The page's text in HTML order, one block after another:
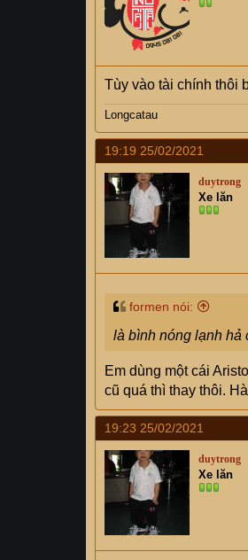
Tùy vào tài chính thôi
Longcatau
19:19 25/02/2021
duytrong
Xe lăn
formen nói:
là bình nóng lạnh hả
Em dùng một cái
cũ quá thì thay thôi.
19:23 25/02/2021
duytrong
Xe lăn